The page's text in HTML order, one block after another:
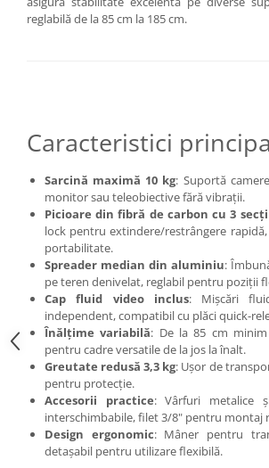
reglabilă de la 85 cm la 185 cm.​
Caracteristici
Sarcină maximă 10 kg: Suportă
monitor sau teleobiective fără vibrații.​
Picioare din fibră de carbon cu 3
lock pentru extindere/restrângere
portabilitate.​
Spreader median din aluminiu:
pe teren denivelat, reglabil pentru poziții
Cap fluid video inclus: Mișcări
independent, compatibil cu plăci quick-
Înălțime variabilă: De la 85 cm
pentru cadre versatile de la jos la înalt.​
Greutate redusă 3,3 kg: Ușor de
pentru protecție.​
Accesorii practice: Vârfuri metalice
interschimbabile, filet 3/8" pentru montaj
Design ergonomic: Mâner pentru
detașabil pentru utilizare flexibilă.